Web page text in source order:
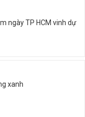
ngày TP HCM vinh dự
xanh